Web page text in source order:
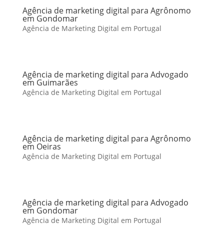
Agência de marketing digital para Agrônomo
em Gondomar
Agência de Marketing Digital em Portugal
Agência de marketing digital para Advogado
em Guimarães
Agência de Marketing Digital em Portugal
Agência de marketing digital para Agrônomo
em Oeiras
Agência de Marketing Digital em Portugal
Agência de marketing digital para Advogado
em Gondomar
Agência de Marketing Digital em Portugal